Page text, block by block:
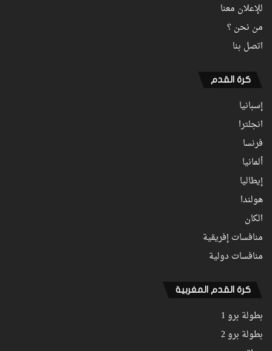
للإعلان معنا
من نحن ؟
اتصل بنا
كرة القدم
إسبانيا
انجلترا
فرنسا
ألمانيا
إيطاليا
هولندا
الكان
منافسات إفريقية
منافسات دولية
كرة القدم المغربية
بطولة برو 1
بطولة برو 2